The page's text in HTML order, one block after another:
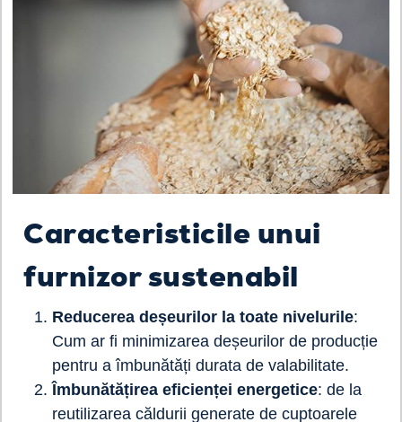
Caracteristicile unui
furnizor sustenabil
Reducerea deșeurilor la toate nivelurile:
Cum ar fi minimizarea deșeurilor de producție
pentru a îmbunătăți durata de valabilitate.
Îmbunătățirea eficienței energetice: de la
reutilizarea căldurii generate de cuptoarele